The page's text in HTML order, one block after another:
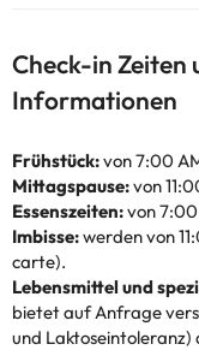
Check-in Zeiten
Informationen
Frühstück:von 7:00
Mittagspause:von
Essenszeiten:von
Imbisse:werden von
carte).
Lebensmittel und
bietet auf Anfrage
und Laktoseintoleranz)